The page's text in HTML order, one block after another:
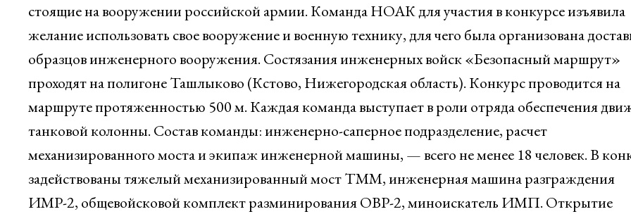
стоящие на вооружении российской армии. Команда НОАК для участия в конкурсе изъявила
желание использовать свое вооружение и военную технику, для чего была организована
образцов инженерного вооружения. Состязания инженерных войск «Безопасный маршрут»
проходят на полигоне Ташлыково (Кстово, Нижегородская область). Конкурс проводится на
маршруте протяженностью 500 м. Каждая команда выступает в роли отряда обеспечения
танковой колонны. Состав команды: инженерно-саперное подразделение, расчет
механизированного моста и экипаж инженерной машины, — всего не менее 18 человек. В
задействованы тяжелый механизированный мост ТММ, инженерная машина разграждения
ИМР-2, общевойсковой комплект разминирования ОВР-2, миноискатель ИМП. Открытие